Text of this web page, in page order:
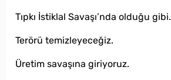
Tıpkı İstiklal Savaşı’nda olduğu gibi.
Terörü temizleyeceğiz.
Üretim savaşına giriyoruz.